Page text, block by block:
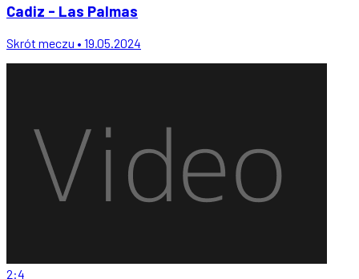
Cadiz - Las Palmas
Skrót meczu • 19.05.2024
2:4